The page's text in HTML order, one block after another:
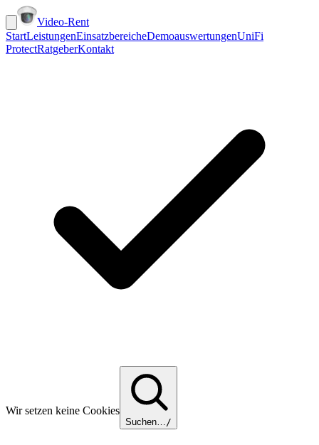
Video-Rent
StartLeistungenEinsatzbereicheDemoauswertungenUniFi
ProtectRatgeberKontakt
Wir setzen keine Cookies
Suchen…/